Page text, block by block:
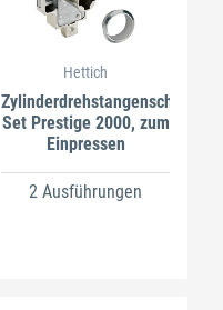
Hettich
Zylinderdrehstangenschloss-
Set Prestige 2000, zum
Einpressen
2 Ausführungen